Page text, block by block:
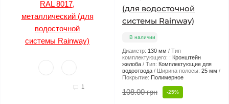
1
(для водосточной
системы Rainway)
В наличии
Диаметр: 130 мм
Тип
комплектующего: : Кронштейн
желоба
Тип: Комплектующие для
водоотвода
Ширина полосы: 25 мм
Покрытие: Полимерное
108.00 грн -25%